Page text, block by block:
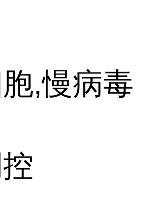
,慢病毒